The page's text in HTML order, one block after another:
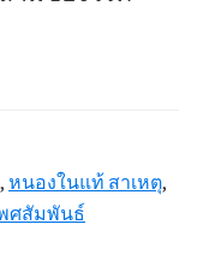
, หนองในแท้ สาเหตุ,
ศสัมพันธ์